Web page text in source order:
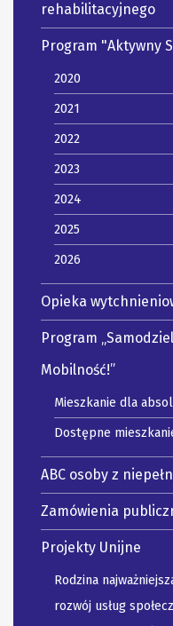
rehabilitacyjnego
Program "Aktywny
2020
2021
2022
2023
2024
2025
2026
Opieka
Program
Mobilność!”
Mieszkanie dla
Dostępne
ABC osoby z
Zamówienia
Projekty Unijne
Rodzina
rozwój usług